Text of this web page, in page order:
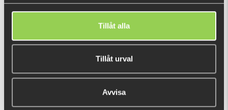
Tillåt alla
Tillåt urval
Avvisa
BESTSELLERS